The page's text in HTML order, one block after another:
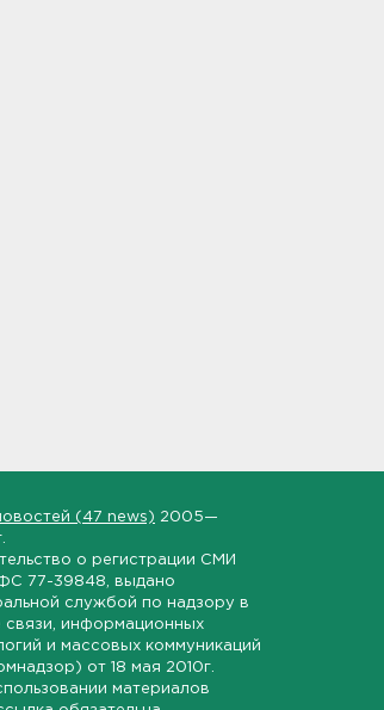
(47 news) 2005—
о регистрации СМИ
77-39848 , выдано
службой по надзору в
связи, информационных
и массовых коммуникаций
от 18 мая 2010г.
материалов